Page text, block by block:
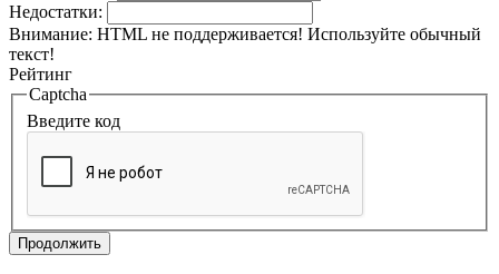
Недостатки:
Внимание: HTML не поддерживается! Используйте обычный
текст!
Рейтинг
Captcha
Введите код
Продолжить